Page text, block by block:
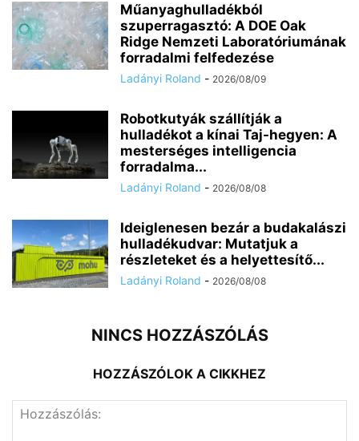
Műanyaghulladékból
szuperragasztó: A DOE Oak
Ridge Nemzeti Laboratóriumának
forradalmi felfedezése
Ladányi Roland - 2026/08/09
Robotkutyák szállítják a
hulladékot a kínai Taj-hegyen: A
mesterséges intelligencia
forradalma...
Ladányi Roland - 2026/08/08
Ideiglenesen bezár a budakalászi
hulladékudvar: Mutatjuk a
részleteket és a helyettesítő...
Ladányi Roland - 2026/08/08
NINCS HOZZÁSZÓLÁS
HOZZÁSZÓLOK A CIKKHEZ